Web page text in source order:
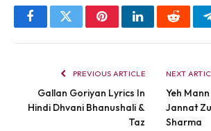
FacebookTwitterPinterestLinkedInReddit
PREVIOUS ARTICLE
Gallan Goriyan Lyrics In
Hindi Dhvani Bhanushali &
Taz
NEXT
Yeh
Jannat
Sharma